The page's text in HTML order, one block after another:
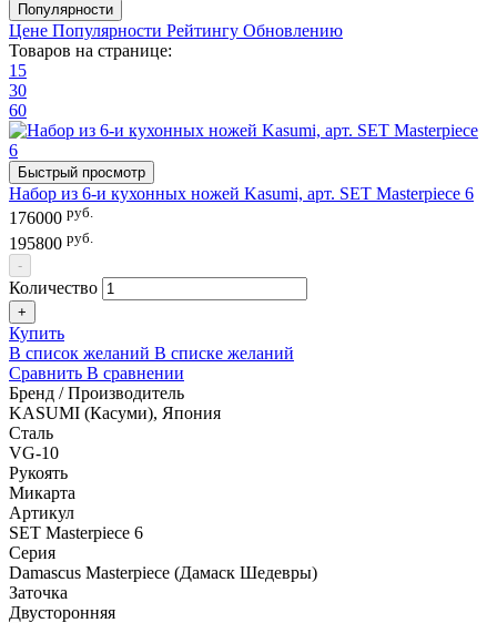
Популярности
Цене Популярности Рейтингу Обновлению
Товаров на странице:
15
30
60
Быстрый просмотр
Набор из 6-и кухонных ножей Kasumi, арт. SET Masterpiece 6
176000 руб.
195800 руб.
-
Количество
+
Купить
В список желаний В списке желаний
Сравнить В сравнении
Бренд / Производитель
KASUMI (Касуми), Япония
Сталь
VG-10
Рукоять
Микарта
Артикул
SET Masterpiece 6
Серия
Damascus Masterpiece (Дамаск Шедевры)
Заточка
Двусторонняя